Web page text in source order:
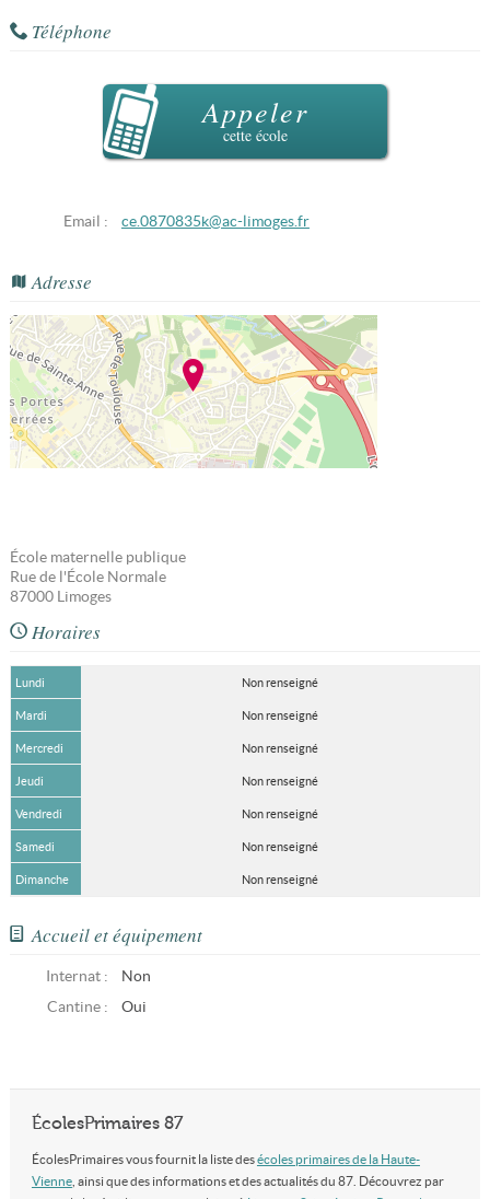
Téléphone
Appeler
cette école
Email : ce.0870835k@ac-limoges.fr
Adresse
École maternelle publique
Rue de l'École Normale
87000 Limoges
Horaires
Lundi Non renseigné
Mardi Non renseigné
Mercredi Non renseigné
Jeudi Non renseigné
Vendredi Non renseigné
Samedi Non renseigné
Dimanche Non renseigné
Accueil et équipement
Internat :
Non
Cantine :
Oui
ÉcolesPrimaires 87
ÉcolesPrimaires vous fournit la liste desécoles primaires de la Haute-
Vienne, ainsi que des informations et des actualités du 87. Découvrez par